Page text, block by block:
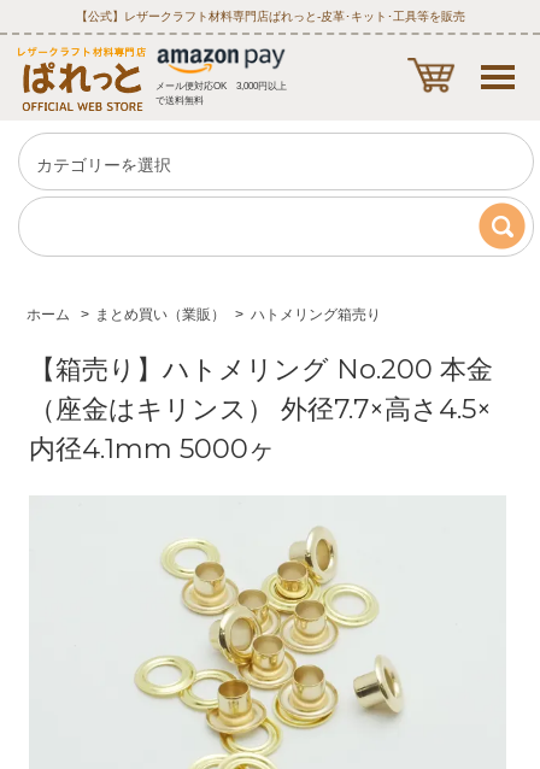
【公式】レザークラフト材料専門店ぱれっと‐皮革･キット･工具等を販売
メール便対応OK 3,000円以上
で送料無料
ホーム > まとめ買い（業販） > ハトメリング箱売り
【箱売り】ハトメリング No.200 本金
（座金はキリンス） 外径7.7×高さ4.5×
内径4.1mm 5000ヶ